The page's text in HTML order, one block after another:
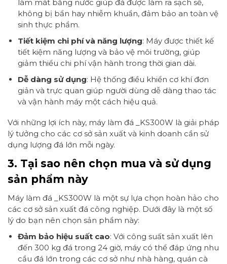
làm mát bằng nước giúp đá được làm ra sạch sẽ,
không bị bẩn hay nhiễm khuẩn, đảm bảo an toàn vệ
sinh thực phẩm.
Tiết kiệm chi phí và năng lượng: Máy được thiết kế
tiết kiệm năng lượng và bảo vệ môi trường, giúp
giảm thiểu chi phí vận hành trong thời gian dài.
Dễ dàng sử dụng: Hệ thống điều khiển cơ khí đơn
giản và trực quan giúp người dùng dễ dàng thao tác
và vận hành máy một cách hiệu quả.
Với những lợi ích này, máy làm đá _KS300W là giải pháp
lý tưởng cho các cơ sở sản xuất và kinh doanh cần sử
dụng lượng đá lớn mỗi ngày.
3. Tại sao nên chọn mua và sử dụng
sản phẩm này
Máy làm đá _KS300W là một sự lựa chọn hoàn hảo cho
các cơ sở sản xuất đá công nghiệp. Dưới đây là một số
lý do bạn nên chọn sản phẩm này:
Đảm bảo hiệu suất cao: Với công suất sản xuất lên
đến 300 kg đá trong 24 giờ, máy có thể đáp ứng nhu
cầu đá lớn trong các cơ sở như nhà hàng, quán cà